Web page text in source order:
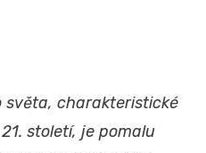
světa, charakteristické
století, je pomalu